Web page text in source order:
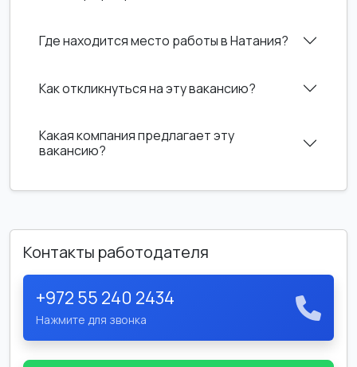
Где находится место работы в Натания?
Как откликнуться на эту вакансию?
Какая компания предлагает эту
вакансию?
Контакты работодателя
+972 55 240 2434
Нажмите для звонка